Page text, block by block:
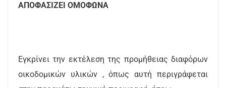
ΑΠΟΦΑΣΙΖΕΙ ΟΜΟΦΩΝΑ
Εγκρίνει την εκτέλεση της προμήθειας διαφόρων
οικοδομικών υλικών , όπως αυτή περιγράφεται